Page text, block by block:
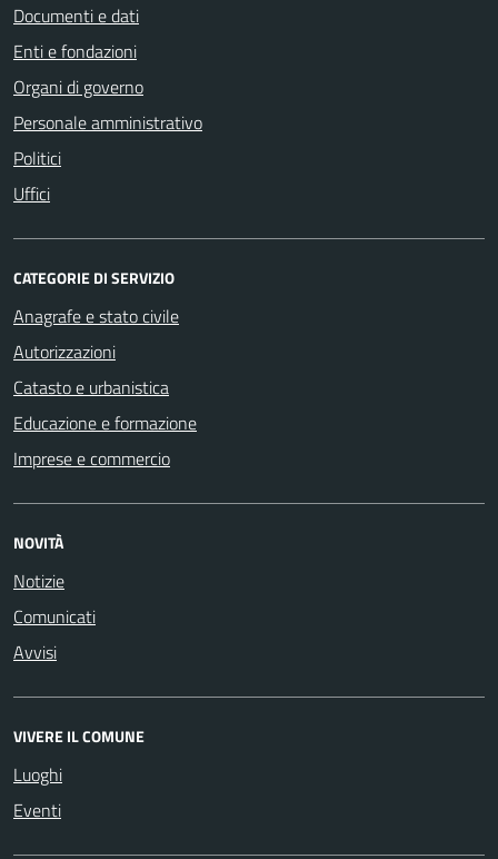
Documenti e dati
Enti e fondazioni
Organi di governo
Personale amministrativo
Politici
Uffici
CATEGORIE DI SERVIZIO
Anagrafe e stato civile
Autorizzazioni
Catasto e urbanistica
Educazione e formazione
Imprese e commercio
NOVITÀ
Notizie
Comunicati
Avvisi
VIVERE IL COMUNE
Luoghi
Eventi